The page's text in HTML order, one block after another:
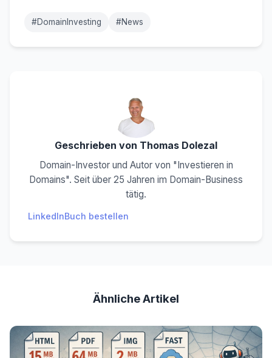
#DomainInvesting #News
Geschrieben von Thomas Dolezal
Domain-Investor und Autor von "Investieren in
Domains". Seit über 25 Jahren im Domain-Business
tätig.
LinkedInBuch bestellen
Ähnliche Artikel